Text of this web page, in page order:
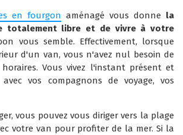
en fourgon aménagé vous donne la
totalement libre et de vivre à votre
vous semble. Effectivement, lorsque
d'un van, vous n'avez nul besoin de
Vous vivez l'instant présent et
vos compagnons de voyage, vos
vous pouvez vous diriger vers la plage
votre van pour profiter de la mer. Si la